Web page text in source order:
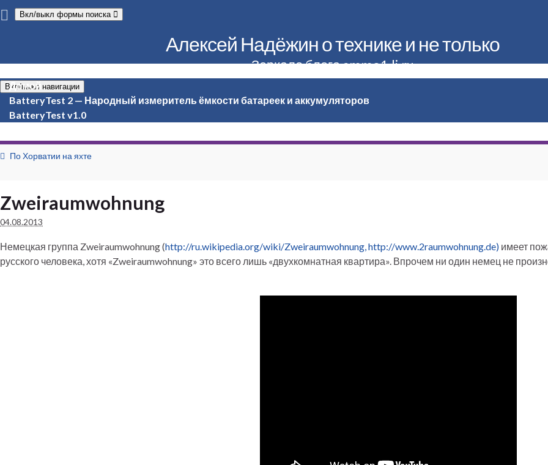
Вкл/выкл формы поиска
Вкл/выкл навигации
Алексей Надёжин о технике и не только
Зеркало блога ammo1.lj.ru
Домой
BatteryTest 2 — Народный измеритель ёмкости батареек и аккумуляторов
BatteryTest v1.0
По Хорватии на яхте
Zweiraumwohnung
04.08.2013
Немецкая группа Zweiraumwohnung (http://ru.wikipedia.org/wiki/Zweiraumwohnung,http://www.2raumwohnung.de) имеет
русского человека, хотя «Zweiraumwohnung» это всего лишь «двухкомнатная квартира». Впрочем ни один немец не